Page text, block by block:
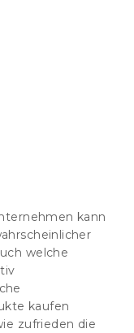
kann
welche
kaufen
zufrieden die